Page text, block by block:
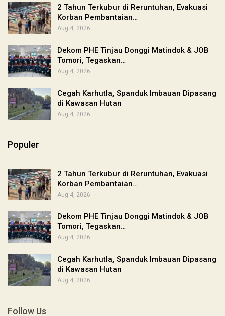
2 Tahun Terkubur di Reruntuhan, Evakuasi
Korban Pembantaian…
Aug 4, 2026
Dekom PHE Tinjau Donggi Matindok & JOB
Tomori, Tegaskan…
Aug 4, 2026
Cegah Karhutla, Spanduk Imbauan Dipasang
di Kawasan Hutan
Aug 4, 2026
Populer
2 Tahun Terkubur di Reruntuhan, Evakuasi
Korban Pembantaian…
Aug 4, 2026
Dekom PHE Tinjau Donggi Matindok & JOB
Tomori, Tegaskan…
Aug 4, 2026
Cegah Karhutla, Spanduk Imbauan Dipasang
di Kawasan Hutan
Aug 4, 2026
Follow Us